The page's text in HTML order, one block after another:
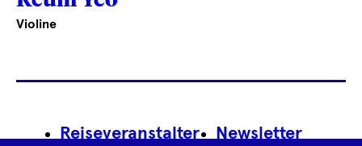
Violine
Footer
Reiseveranstalter Newsletter